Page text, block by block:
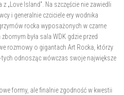
„Love lsland”. Na szczęście nie zawiedli
i generalnie czciciele ery wodnika
rocka wyposażonych w czarne
była sala WDK gdzie przed
rozmowy o gigantach Art Rocka, którzy
odnosząc wówczas swoje największe
formy, ale finalnie zgodność w kwestii